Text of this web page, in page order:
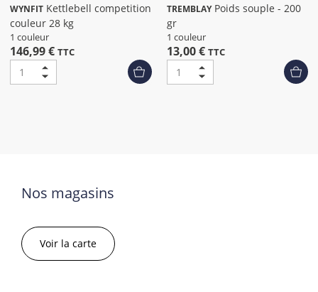
WYNFIT
couleur 28 kg
1 couleur
146,99 € TTC
TREMBLAYPoids souple - 200
gr
1 couleur
13,00 € TTC
Nos magasins
Voir la carte